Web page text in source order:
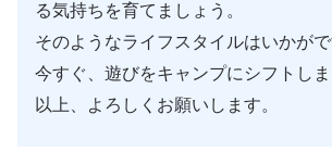
る気持ちを育てましょう。
そのようなライフスタイルはいかがで
今すぐ、遊びをキャンプにシフトしま
以上、よろしくお願いします。